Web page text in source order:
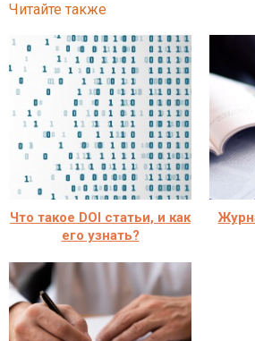
Читайте также
Что такое DOI статьи, и как
его узнать?